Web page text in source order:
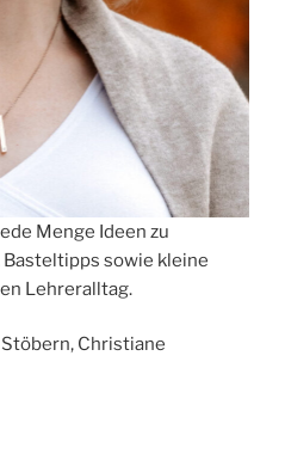
Menge Ideen zu
sowie kleine
Lehreralltag.
Christiane